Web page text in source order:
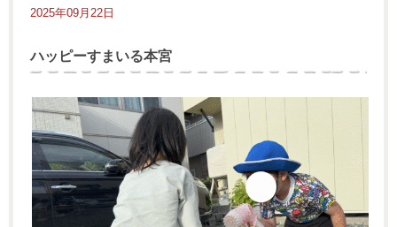
2025年09月22日
ハッピーすまいる本宮